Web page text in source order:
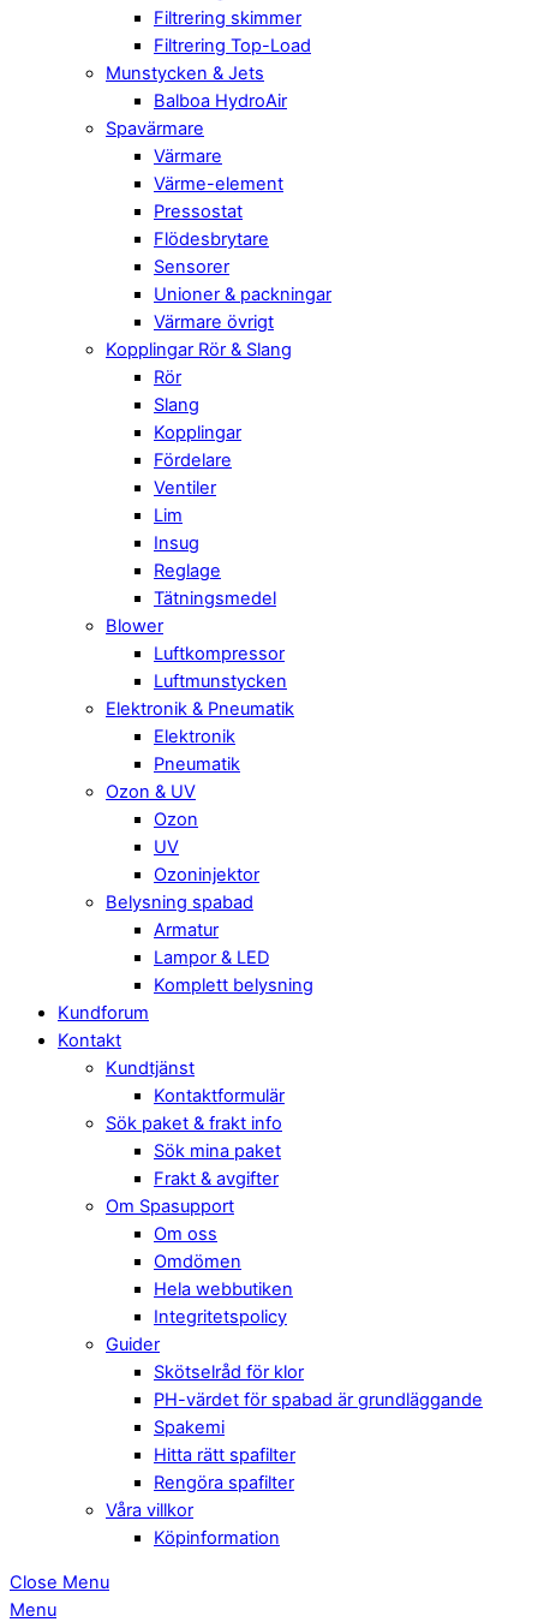
Filtrering skimmer
Filtrering Top-Load
Munstycken & Jets
Balboa HydroAir
Spavärmare
Värmare
Värme-element
Pressostat
Flödesbrytare
Sensorer
Unioner & packningar
Värmare övrigt
Kopplingar Rör & Slang
Rör
Slang
Kopplingar
Fördelare
Ventiler
Lim
Insug
Reglage
Tätningsmedel
Blower
Luftkompressor
Luftmunstycken
Elektronik & Pneumatik
Elektronik
Pneumatik
Ozon & UV
Ozon
UV
Ozoninjektor
Belysning spabad
Armatur
Lampor & LED
Komplett belysning
Kundforum
Kontakt
Kundtjänst
Kontaktformulär
Sök paket & frakt info
Sök mina paket
Frakt & avgifter
Om Spasupport
Om oss
Omdömen
Hela webbutiken
Integritetspolicy
Guider
Skötselråd för klor
PH-värdet för spabad är grundläggande
Spakemi
Hitta rätt spafilter
Rengöra spafilter
Våra villkor
Köpinformation
Close Menu
Menu